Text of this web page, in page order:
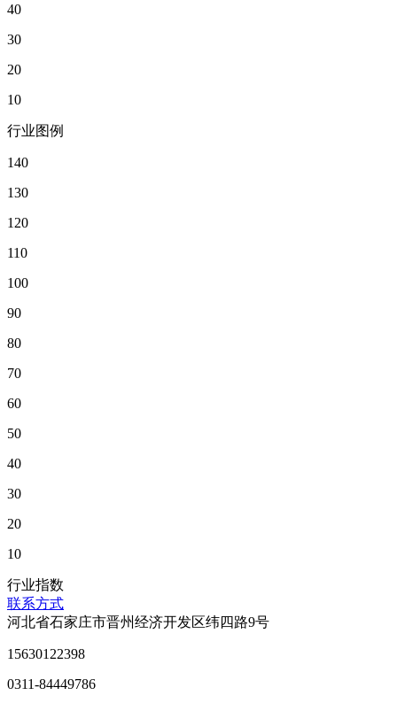
40
30
20
10
行业图例
140
130
120
110
100
90
80
70
60
50
40
30
20
10
行业指数
联系方式
河北省石家庄市晋州经济开发区纬四路9号
15630122398
0311-84449786